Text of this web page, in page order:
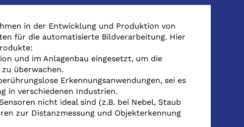
in der Entwicklung und Produktion von
für die automatisierte Bildverarbeitung. Hier
und im Anlagenbau eingesetzt, um die
überwachen.
Erkennungsanwendungen, sei es
in verschiedenen Industrien.
nicht ideal sind (z.B. bei Nebel, Staub
zur Distanzmessung und Objekterkennung